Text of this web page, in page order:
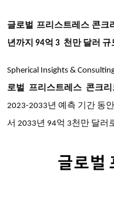
글로벌 프리스트레스 콘크
년까지 94억 3 천만 달러 규
Spherical Insights &
로벌 프리스트레스 콘크
2023-2033년 예측 기간 동안
서 2033년 94억 3천만 달러